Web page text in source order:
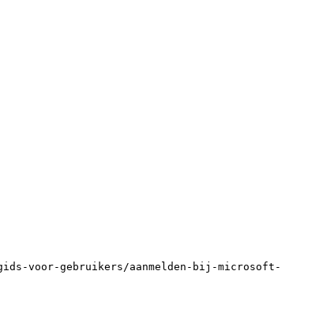
voor-gebruikers/aanmelden-bij-microsoft-